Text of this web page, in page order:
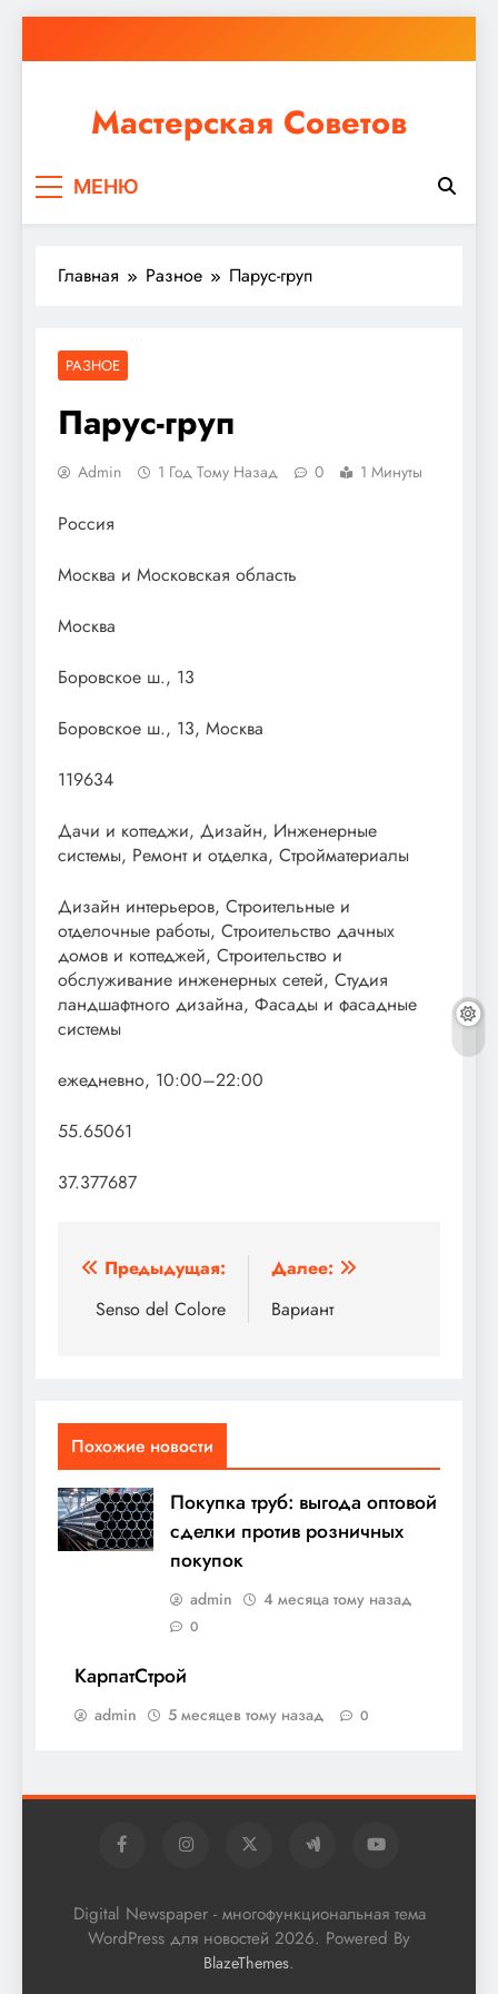
к
Мастерская Советов
ремонт или крупное строительство, в Мастерской
МЕНЮ
Главная Разное Парус-груп
РАЗНОЕ
Парус-груп
Admin 1 Год Тому Назад 0 1 Минуты
Россия
Москва и Московская область
Москва
Боровское ш., 13
Боровское ш., 13, Москва
119634
Дачи и коттеджи, Дизайн, Инженерные
системы, Ремонт и отделка, Стройматериалы
Дизайн интерьеров, Строительные и
отделочные работы, Строительство дачных
домов и коттеджей, Строительство и
обслуживание инженерных сетей, Студия
ландшафтного дизайна, Фасады и фасадные
системы
ежедневно, 10:00–22:00
55.65061
37.377687
Навигация
по
Предыдущая:
Senso del Colore
Далее:
Вариант
Похожие новости
Покупка труб: выгода оптовой
сделки против розничных
покупок
admin 4 месяца тому назад
0
КарпатСтрой
admin 5 месяцев тому назад 0
Digital Newspaper - многофункциональная тема
WordPress для новостей 2026. Powered By
BlazeThemes.